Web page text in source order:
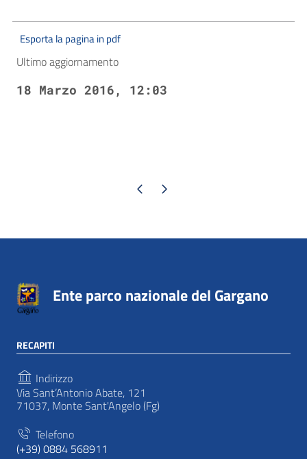
Esporta la pagina in pdf
Ultimo aggiornamento
18 Marzo 2016, 12:03
Pagina precedente
Pagina successiva
Ente parco nazionale del Gargano
RECAPITI
Indirizzo
Via Sant’Antonio Abate, 121
71037, Monte Sant'Angelo (Fg)
Telefono
(+39) 0884 568911